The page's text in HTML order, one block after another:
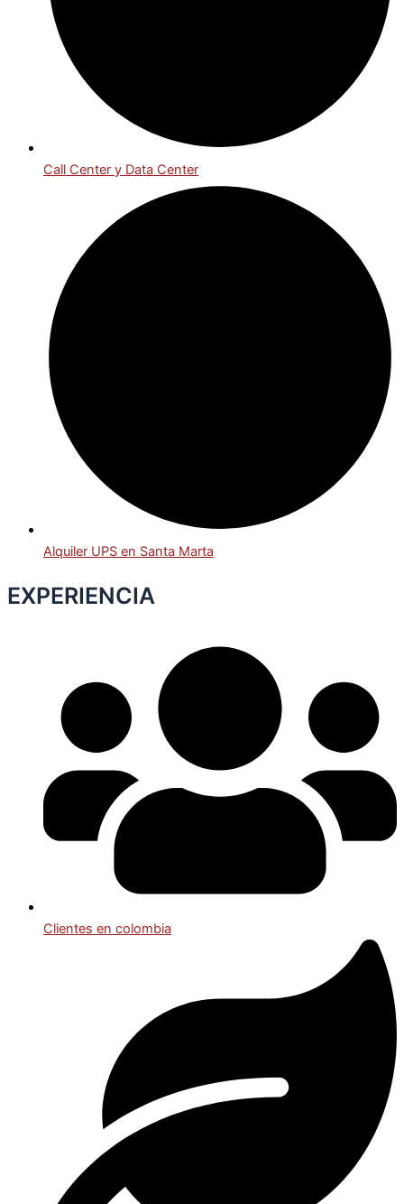
Call Center y Data Center
Alquiler UPS en Santa Marta
EXPERIENCIA
Clientes en colombia